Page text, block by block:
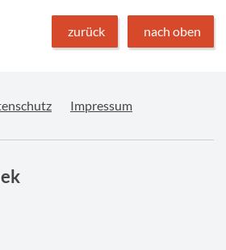
zurück nach oben
Impressum